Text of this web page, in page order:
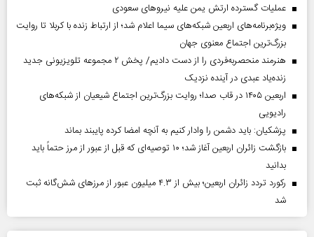
عملیات گسترده ارتش یمن علیه نیروهای سعودی
ویژه‌برنامه‌های اربعین شبکه‌های سیما اعلام شد؛ از ارتباط زنده با کربلا تا روایت
بزرگ‌ترین اجتماع معنوی جهان
هنرمند منحصر‌به‌فردی را از دست دادیم/ پخش ۲ مجموعه تلویزیونی جدید
زنده‌یاد عبدی در آینده نزدیک
اربعین ۱۴۰۵ در قاب صدا؛ روایت بزرگ‌ترین اجتماع شیعیان از شبکه‌های
رادیویی
پزشکیان: باید دشمن را وادار کنیم به آنچه امضا کرده پایبند بماند
بازگشت زائران اربعین آغاز شد؛ ۱۰ توصیه‌ای که قبل از عبور از مرز حتماً باید
بدانید
رکورد تردد زائران اربعین؛ بیش از ۴.۳ میلیون عبور از مرزهای شش‌گانه ثبت
شد